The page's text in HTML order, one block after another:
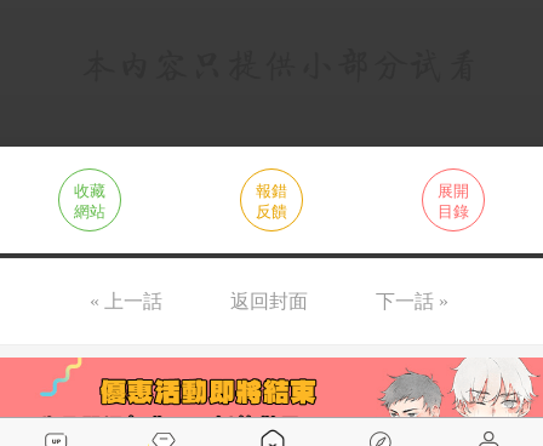
收藏
網站
報錯
反饋
展開
目錄
« 上一話 返回封面 下一話 »